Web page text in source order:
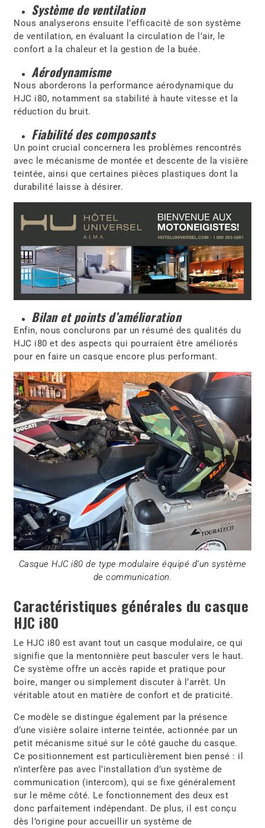
Système de ventilation
Nous analyserons ensuite l’efficacité de son système
de ventilation, en évaluant la circulation de l’air, le
confort a la chaleur et la gestion de la buée.
Aérodynamisme
Nous aborderons la performance aérodynamique du
HJC i80, notamment sa stabilité à haute vitesse et la
réduction du bruit.
Fiabilité des composants
Un point crucial concernera les problèmes rencontrés
avec le mécanisme de montée et descente de la visière
teintée, ainsi que certaines pièces plastiques dont la
durabilité laisse à désirer.
Bilan et points d’amélioration
Enfin, nous conclurons par un résumé des qualités du
HJC i80 et des aspects qui pourraient être améliorés
pour en faire un casque encore plus performant.
Casque HJC i80 de type modulaire équipé d’un système
de communication.
Caractéristiques générales du casque
HJC i80
Le HJC i80 est avant tout un casque modulaire, ce qui
signifie que la mentonnière peut basculer vers le haut.
Ce système offre un accès rapide et pratique pour
boire, manger ou simplement discuter à l’arrêt. Un
véritable atout en matière de confort et de praticité.
Ce modèle se distingue également par la présence
d’une visière solaire interne teintée, actionnée par un
petit mécanisme situé sur le côté gauche du casque.
Ce positionnement est particulièrement bien pensé : il
n’interfère pas avec l’installation d’un système de
communication (intercom), qui se fixe généralement
sur le même côté. Le fonctionnement des deux est
donc parfaitement indépendant. De plus, il est conçu
dès l’origine pour accueillir un système de